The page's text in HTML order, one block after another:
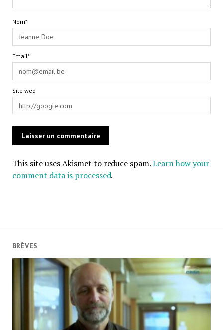
BRÈVES
Nom*
Email*
Site web
This site uses Akismet to reduce spam.Learn how your
comment data is processed.